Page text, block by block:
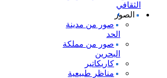
الثقافي
الصور
صور من مدينة
الحد
صور من مملكة
البحرين
كاريكاتير
مناظر طبيعية